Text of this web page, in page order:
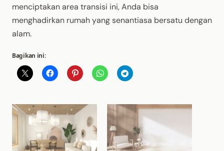
menciptakan area transisi ini, Anda bisa
menghadirkan rumah yang senantiasa bersatu dengan
alam.
Bagikan ini: